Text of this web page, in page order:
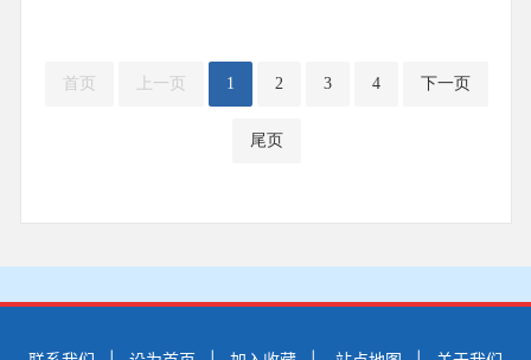
首页 上一页 1 2 3 4 下一页
尾页